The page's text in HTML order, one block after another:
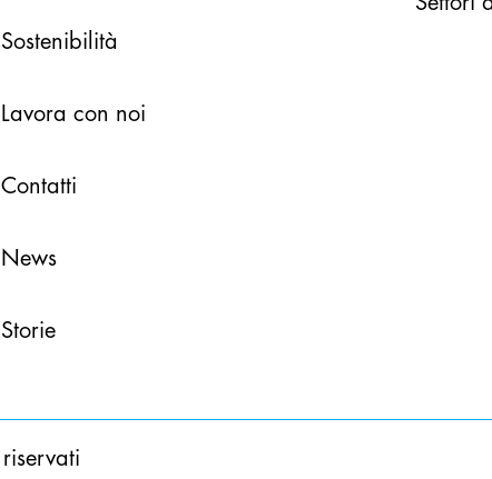
Sostenibilità
Lavora con noi
Contatti
News
Storie